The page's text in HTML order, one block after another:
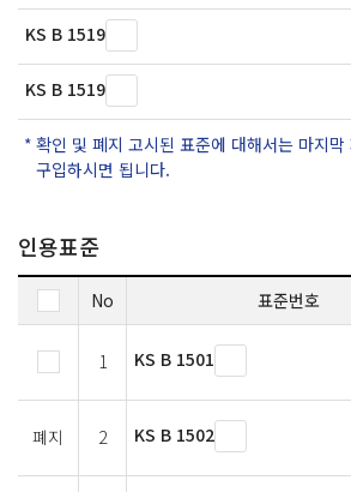
KS B 1519
KS B 1519
확인 및 폐지 고시된 표준에 대해서는 마지
구입하시면 됩니다.
인용표준
No 표준번호
1 KS B 1501
폐지 2 KS B 1502